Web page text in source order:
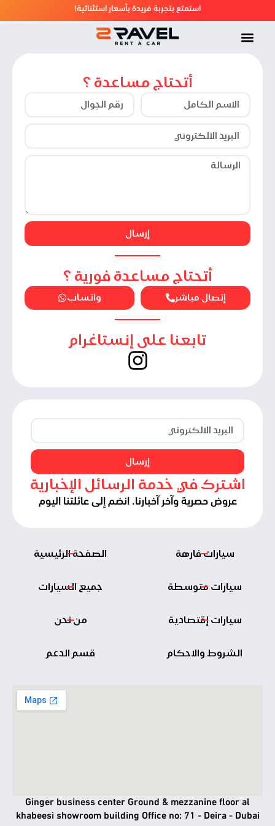
!استمتع بتجربة فريدة بأسعار استثنائية
أتحتاج مساعدة ؟
إرسال
أتحتاج مساعدة فورية ؟
واتساب إتصال مباشر
تابعنا على إنستاغرام
اشترك في خدمة الرسائل الإخبارية
عروض حصرية وآخر آخبارنا. انضم إلى عائلتنا اليوم
إرسال
الصفحة الرئيسية
جميع السيارات
من نحن
قسم الدعم
سيارات فارهة
سيارات متوسطة
سيارات إقتصادية
الشروط والاحكام
Ginger business center Ground & mezzanine floor al
khabeesi showroom building Office no: 71 - Deira - Dubai